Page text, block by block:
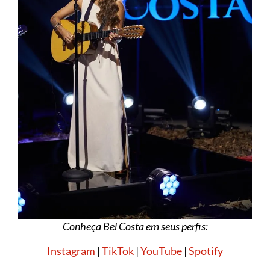
Conheça Bel Costa em seus perfis:
Instagram |TikTok |YouTube |Spotify